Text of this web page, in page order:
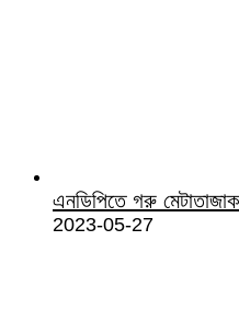
এনডিপিতে গরু
2023-05-27